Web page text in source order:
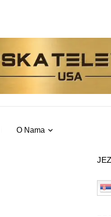
O Nama